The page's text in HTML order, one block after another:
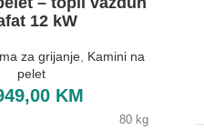
12 kW
za grijanje Kamini na
pelet
KM
80 kg